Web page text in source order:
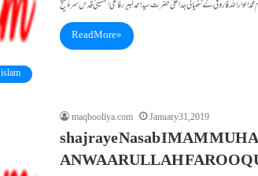
islam
Read More »
maqbooliya.com January 31, 2019
shajraye Nasab IMAM
ANWAARULLAH